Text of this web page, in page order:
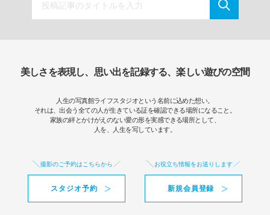
美しさを表現し、思い出を記録する、楽しい遊びの空間
人生の写真館ライフスタジオという名前に込めた想い。
それは、出会う全ての人が生きている証を確認できる場所になること。
家族の絆とかけがえのない愛の形を実感できる場所として、
人を、人生を写しています。
撮影のご予約はこちらから
スタジオ予約
お役立ち情報をお送りします
新規会員登録